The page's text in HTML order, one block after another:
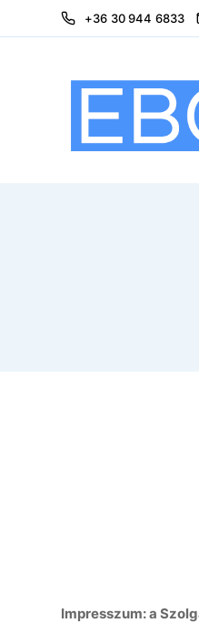
+36 30 944 6833
Impresszum: a